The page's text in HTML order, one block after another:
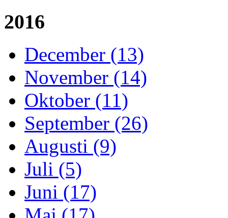
2016
December (13)
November (14)
Oktober (11)
September (26)
Augusti (9)
Juli (5)
Juni (17)